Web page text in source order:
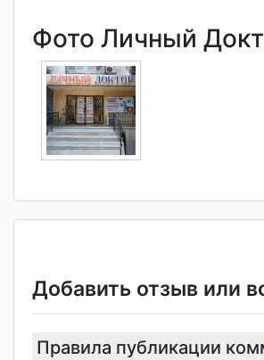
Фото Личный
Добавить отзыв или
Правила публикации